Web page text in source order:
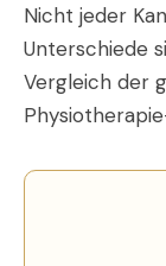
Nicht jeder
Unterschiede
Vergleich der